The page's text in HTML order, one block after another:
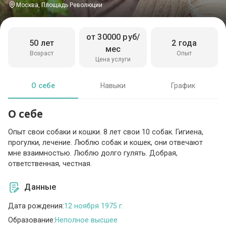
Москва, Площадь Революции
Возраст
50 лет
Цена услуги
от 30000 руб/
мес
Опыт
2 года
О себе Навыки График
О себе
Опыт свои собаки и кошки. 8 лет свои 10 собак. Гигиена,
прогулки, лечение. Люблю собак и кошек, они отвечают
мне взаимностью. Люблю долго гулять. Добрая,
ответственная, честная.
Данные
Дата рождения:12 ноября 1975 г.
Образование:Неполное высшее